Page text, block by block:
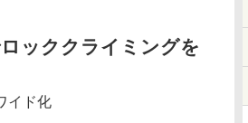
ッククライミングを
イド化